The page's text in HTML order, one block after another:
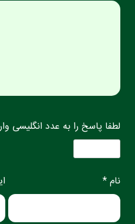
لطفا پاسخ را به عدد انگلیسی
نام *